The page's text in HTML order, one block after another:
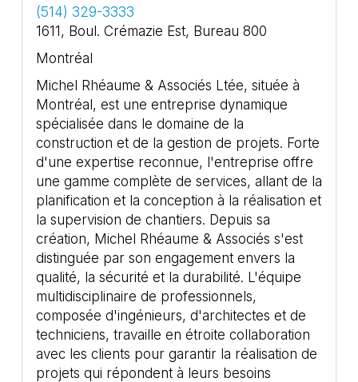
(514) 329-3333
1611, Boul. Crémazie Est, Bureau 800
Montréal
Michel Rhéaume & Associés Ltée, située à
Montréal, est une entreprise dynamique
spécialisée dans le domaine de la
construction et de la gestion de projets. Forte
d'une expertise reconnue, l'entreprise offre
une gamme complète de services, allant de la
planification et la conception à la réalisation et
la supervision de chantiers. Depuis sa
création, Michel Rhéaume & Associés s'est
distinguée par son engagement envers la
qualité, la sécurité et la durabilité. L'équipe
multidisciplinaire de professionnels,
composée d'ingénieurs, d'architectes et de
techniciens, travaille en étroite collaboration
avec les clients pour garantir la réalisation de
projets qui répondent à leurs besoins